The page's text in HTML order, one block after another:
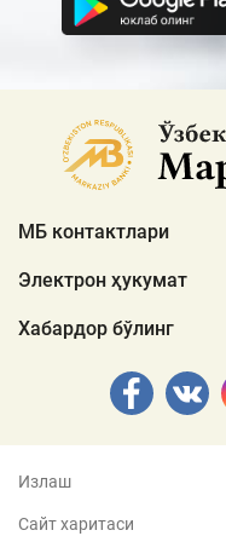
МБ контактлари
Электрон ҳукумат
Хабардор бўлинг
Излаш
Сайт харитаси